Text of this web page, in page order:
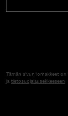
Tämän sivun lomakkeet
jatietosuojalausekkeeseen